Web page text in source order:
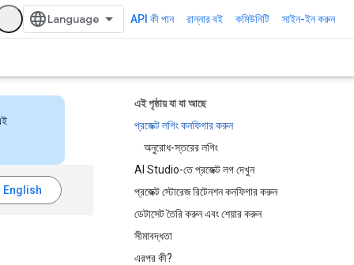
API কী পান রান্নার বই কমিউনিটি সাইন-ইন করুন
এই পৃষ্ঠায় যা যা আছে
প্রজেক্ট লগিং কনফিগার করুন
অনুরোধ-স্তরের লগিং
AI Studio-তে প্রজেক্ট লগ দেখুন
প্রজেক্ট স্টোরেজ রিটেনশন কনফিগার করুন
ডেটাসেট তৈরি করুন এবং শেয়ার করুন
সীমাবদ্ধতা
এরপর কী?